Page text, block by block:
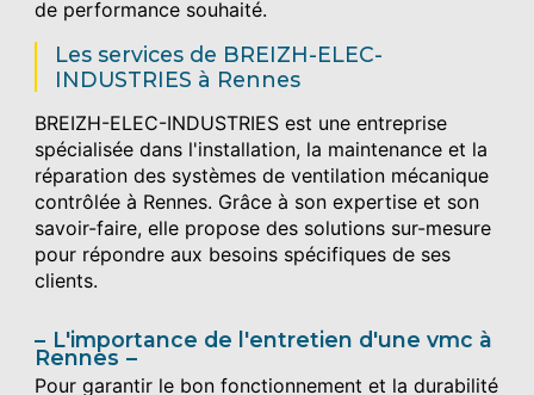
de performance souhaité.
Les services de BREIZH-ELEC-
INDUSTRIES à Rennes
BREIZH-ELEC-INDUSTRIES est une entreprise
spécialisée dans l'installation, la maintenance et la
réparation des systèmes de ventilation mécanique
contrôlée à Rennes. Grâce à son expertise et son
savoir-faire, elle propose des solutions sur-mesure
pour répondre aux besoins spécifiques de ses
clients.
L'importance de l'entretien d'une vmc à
Rennes
Pour garantir le bon fonctionnement et la durabilité